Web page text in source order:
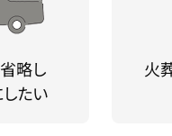
略し
たい
火